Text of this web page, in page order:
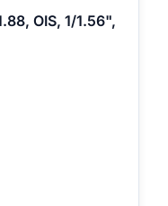
OIS, 1/1.56",